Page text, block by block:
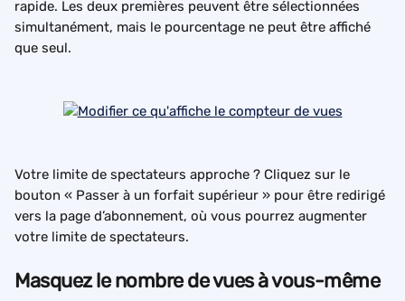
rapide. Les deux premières peuvent être sélectionnées
simultanément, mais le pourcentage ne peut être affiché
que seul.
Votre limite de spectateurs approche ? Cliquez sur le
bouton « Passer à un forfait supérieur » pour être redirigé
vers la page d’abonnement, où vous pourrez augmenter
votre limite de spectateurs.
Masquez le nombre de vues à vous-même